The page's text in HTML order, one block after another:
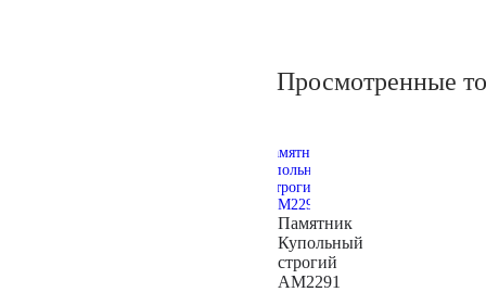
Просмотренные
Памятник
Купольный
строгий
AM2291